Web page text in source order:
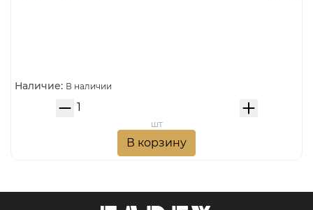
Наличие: В наличии
шт
В корзину